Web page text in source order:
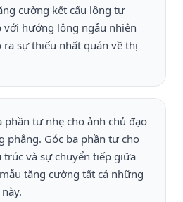
cường kết cấu lông tự
với hướng lông ngẫu nhiên
ra sự thiếu nhất quán về thị
phần tư nhẹ cho ảnh chủ đạo
phẳng. Góc ba phần tư cho
trúc và sự chuyển tiếp giữa
tăng cường tất cả những